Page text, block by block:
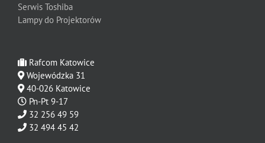
Serwis Toshiba
Lampy do Projektorów
Rafcom Katowice
Wojewódzka 31
40-026 Katowice
Pn-Pt 9-17
32 256 49 59
32 494 45 42